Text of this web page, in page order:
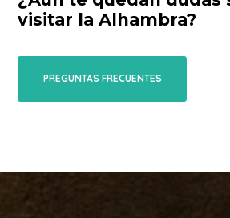
visitar la Alhambra?
PREGUNTAS FRECUENTES